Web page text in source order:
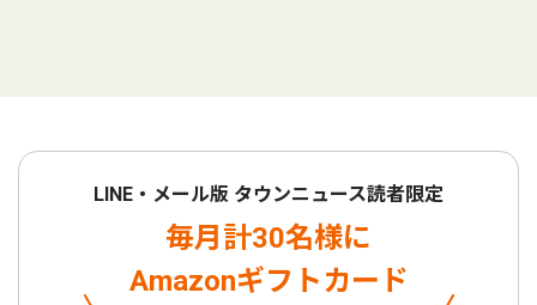
LINE・メール版 タウンニュース読者限定
毎月計30名様に
Amazonギフトカード